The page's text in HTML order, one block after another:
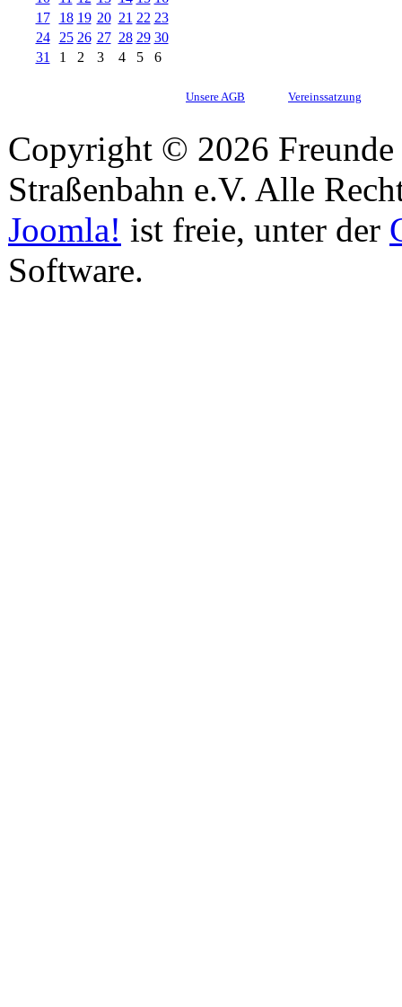
17
18 19 20 21 22 23
24
25 26 27 28 29 30
31
1 2 3 4 5 6
Unsere AGB Vereinssatzung
Copyright © 2026
Straßenbahn e.V. Alle
Joomla! ist freie, unter der
Software.